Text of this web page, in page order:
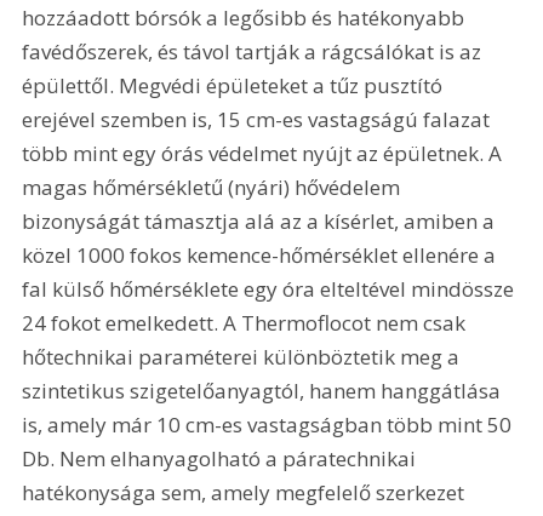
hozzáadott bórsók a legősibb és hatékonyabb
favédőszerek, és távol tartják a rágcsálókat is az
épülettől. Megvédi épületeket a tűz pusztító
erejével szemben is, 15 cm-es vastagságú falazat
több mint egy órás védelmet nyújt az épületnek. A
magas hőmérsékletű (nyári) hővédelem
bizonyságát támasztja alá az a kísérlet, amiben a
közel 1000 fokos kemence-hőmérséklet ellenére a
fal külső hőmérséklete egy óra elteltével mindössze
24 fokot emelkedett. A Thermoflocot nem csak
hőtechnikai paraméterei különböztetik meg a
szintetikus szigetelőanyagtól, hanem hanggátlása
is, amely már 10 cm-es vastagságban több mint 50
Db. Nem elhanyagolható a páratechnikai
hatékonysága sem, amely megfelelő szerkezet